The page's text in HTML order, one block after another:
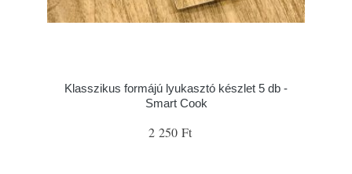
Klasszikus formájú lyukasztó készlet 5 db -
Smart Cook
2 250 Ft